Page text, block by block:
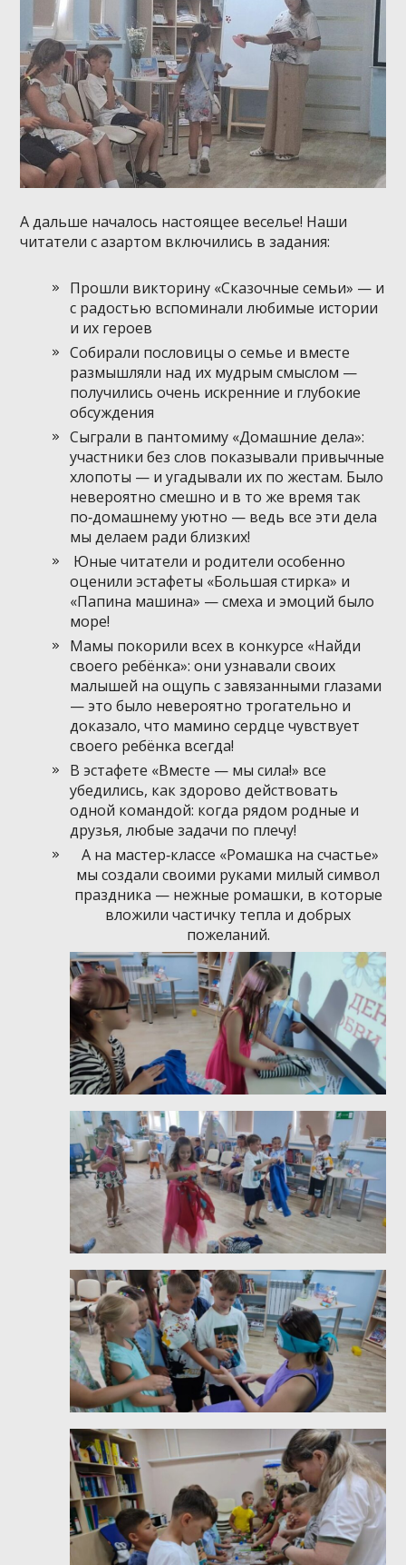
А дальше началось настоящее веселье! Наши
читатели с азартом включились в задания:
Прошли викторину «Сказочные семьи» — и
с радостью вспоминали любимые истории
и их героев
Собирали пословицы о семье и вместе
размышляли над их мудрым смыслом —
получились очень искренние и глубокие
обсуждения
Сыграли в пантомиму «Домашние дела»:
участники без слов показывали привычные
хлопоты — и угадывали их по жестам. Было
невероятно смешно и в то же время так
по‑домашнему уютно — ведь все эти дела
мы делаем ради близких!
Юные читатели и родители особенно
оценили эстафеты «Большая стирка» и
«Папина машина» — смеха и эмоций было
море!
Мамы покорили всех в конкурсе «Найди
своего ребёнка»: они узнавали своих
малышей на ощупь с завязанными глазами
— это было невероятно трогательно и
доказало, что мамино сердце чувствует
своего ребёнка всегда!
В эстафете «Вместе — мы сила!» все
убедились, как здорово действовать
одной командой: когда рядом родные и
друзья, любые задачи по плечу!
А на мастер‑классе «Ромашка на счастье»
мы создали своими руками милый символ
праздника — нежные ромашки, в которые
вложили частичку тепла и добрых
пожеланий.